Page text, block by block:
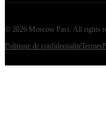
© 2026 Moscow Pass . All rights
Politique de confidentialitéTermes